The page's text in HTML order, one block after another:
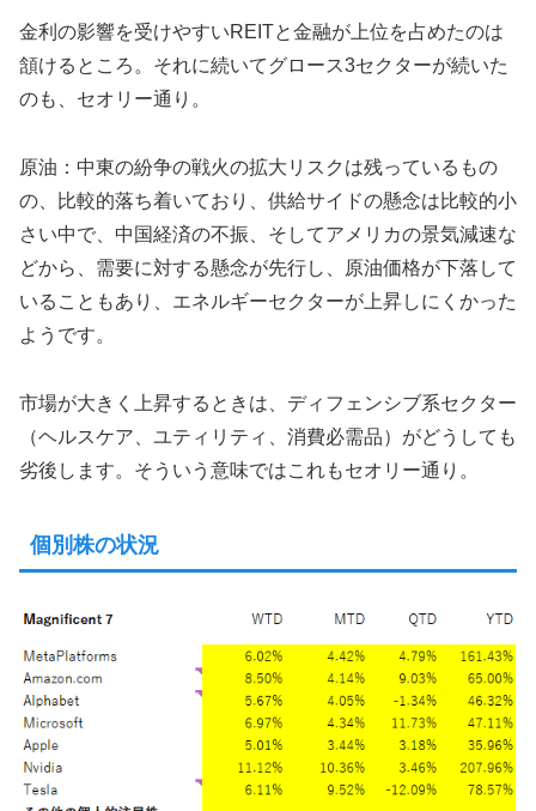
金利の影響を受けやすいREITと金融が上位を占めたのは
頷けるところ。それに続いてグロース3セクターが続いた
のも、セオリー通り。
原油：中東の紛争の戦火の拡大リスクは残っているもの
の、比較的落ち着いており、供給サイドの懸念は比較的小
さい中で、中国経済の不振、そしてアメリカの景気減速な
どから、需要に対する懸念が先行し、原油価格が下落して
いることもあり、エネルギーセクターが上昇しにくかった
ようです。
市場が大きく上昇するときは、ディフェンシブ系セクター
（ヘルスケア、ユティリティ、消費必需品）がどうしても
劣後します。そういう意味ではこれもセオリー通り。
個別株の状況